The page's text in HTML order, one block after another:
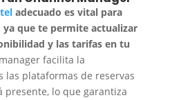
adecuado es vital para
que te permite actualizar
y las tarifas en tu
facilita la
las plataformas de reservas
presente, lo que garantiza